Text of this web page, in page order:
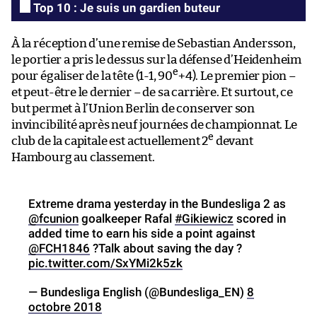
Top 10 : Je suis un gardien buteur
À la réception d’une remise de Sebastian Andersson,
le portier a pris le dessus sur la défense d’Heidenheim
pour égaliser de la tête (1-1, 90e+4). Le premier pion –
et peut-être le dernier – de sa carrière. Et surtout, ce
but permet à l’Union Berlin de conserver son
invincibilité après neuf journées de championnat. Le
club de la capitale est actuellement 2e devant
Hambourg au classement.
Extreme drama yesterday in the Bundesliga 2 as
@fcunion goalkeeper Rafal #Gikiewicz scored in
added time to earn his side a point against
@FCH1846 ?Talk about saving the day ?
pic.twitter.com/SxYMi2k5zk
— Bundesliga English (@Bundesliga_EN) 8
octobre 2018